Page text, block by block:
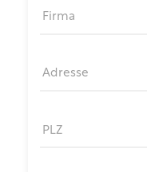
Firma
Adresse
PLZ